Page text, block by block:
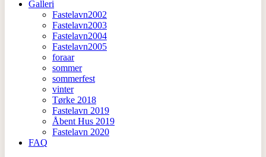
Galleri
Fastelavn2002
Fastelavn2003
Fastelavn2004
Fastelavn2005
foraar
sommer
sommerfest
vinter
Tørke 2018
Fastelavn 2019
Åbent Hus 2019
Fastelavn 2020
FAQ